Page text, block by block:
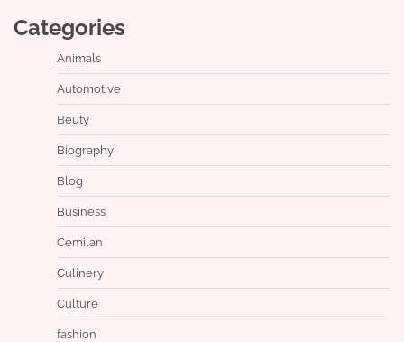
Categories
Animals
Automotive
Beuty
Biography
Blog
Business
Cemilan
Culinery
Culture
fashion